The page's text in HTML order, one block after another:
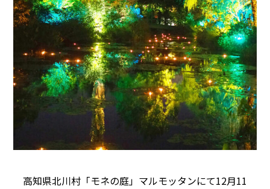
高知県北川村「モネの庭」マルモッタンにて12月11